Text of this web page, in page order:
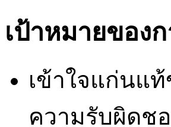
เป้าหมายของ
เข้าใจแก่นแท้
ความรับผิดช